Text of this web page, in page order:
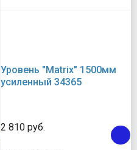
Уровень "Matrix" 1500мм
усиленный 34365
2 810 руб.